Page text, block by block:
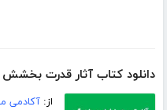
دانلود کتاب آثار قدرت بخشش
از:آکادمی